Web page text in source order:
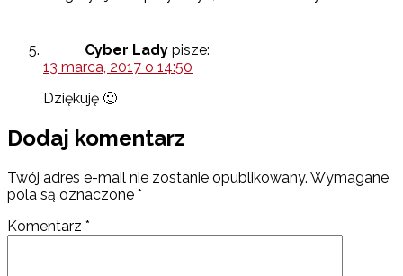
Cyber Lady pisze:
13 marca, 2017 o 14:50
Dziękuję 🙂
Dodaj komentarz
Twój adres e-mail nie zostanie opublikowany. Wymagane
pola są oznaczone *
Komentarz *